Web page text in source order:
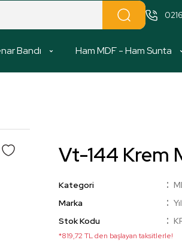
Bandı Ham MDF - Ham Sunta
Vt-144 Krem
Kategori
Marka
Stok Kodu
*819,72 TL den başlayan taksitlerle!